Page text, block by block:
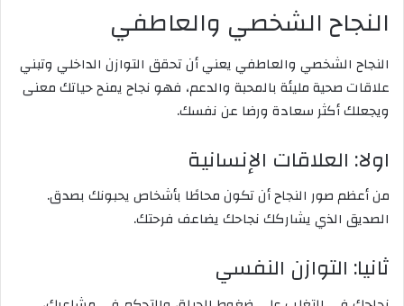
النجاح الشخصي والعاطفي
النجاح الشخصي والعاطفي يعني أن تحقق التوازن الداخلي وتبني
علاقات صحية مليئة بالمحبة والدعم، فهو نجاح يمنح حياتك معنى
ويجعلك أكثر سعادة ورضا عن نفسك.
اولا: العلاقات الإنسانية
من أعظم صور النجاح أن تكون محاطًا بأشخاص يحبونك بصدق.
الصديق الذي يشاركك نجاحك يضاعف فرحتك.
ثانيا: التوازن النفسي